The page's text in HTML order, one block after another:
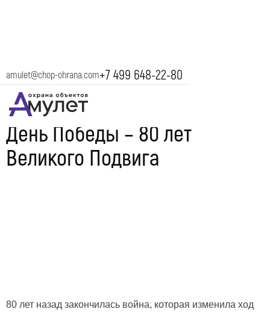
amulet@chop-ohrana.com+7 499 648-22-80
9 мая 2025
День Победы – 80 лет
Великого Подвига
80 лет назад закончилась война, которая изменила ход